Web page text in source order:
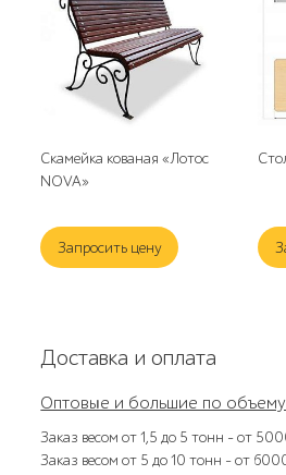
Скамейка кованая «Лотос
NOVA»
Запросить цену
Доставка и оплата
Оптовые и большие по объему
Заказ весом от 1,5 до 5 тонн – от
Заказ весом от 5 до 10 тонн – от